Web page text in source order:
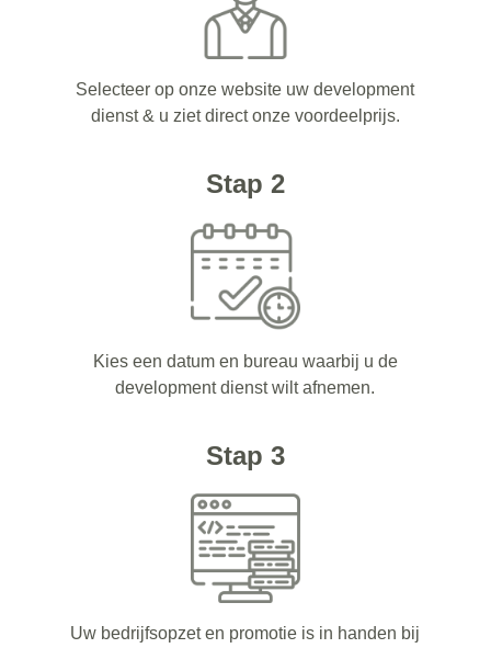
Selecteer op onze website uw development
dienst & u ziet direct onze voordeelprijs.
Stap 2
Kies een datum en bureau waarbij u de
development dienst wilt afnemen.
Stap 3
Uw bedrijfsopzet en promotie is in handen bij